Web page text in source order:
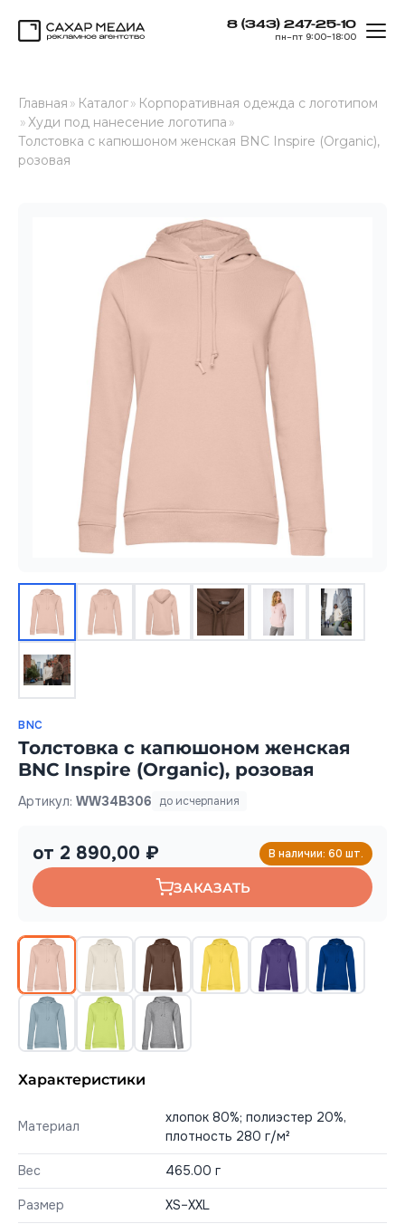
8 (343) 247-25-10
пн–пт 9:00–18:00
Главная » Каталог» Корпоративная одежда с логотипом
»Худи под нанесение логотипа »
Толстовка с капюшоном женская BNC Inspire (Organic),
розовая
BNC
Толстовка с капюшоном женская
BNC Inspire (Organic), розовая
Артикул: WW34B306 до исчерпания
от 2 890,00 ₽ В наличии: 60 шт.
ЗАКАЗАТЬ
Характеристики
Материал
хлопок 80%; полиэстер 20%,
плотность 280 г/м²
Вес 465.00 г
Размер XS–XXL